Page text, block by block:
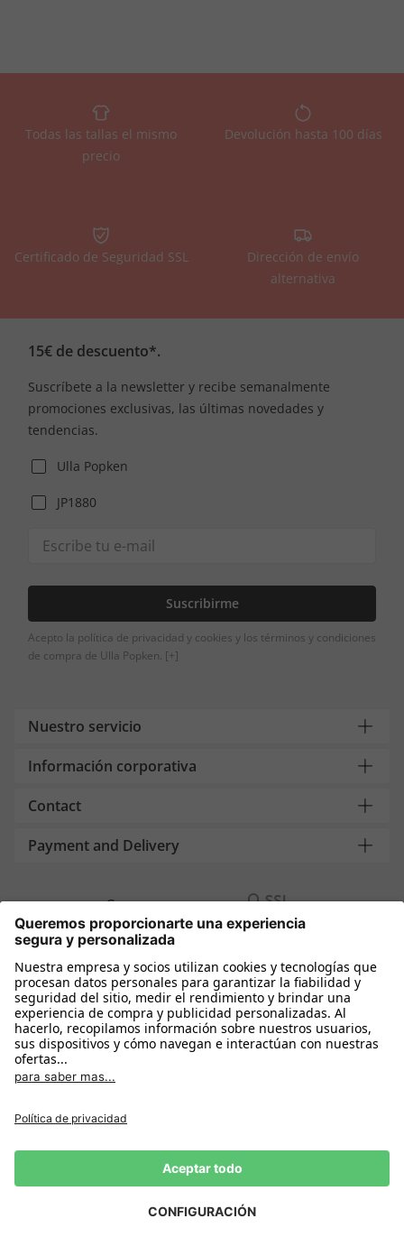
Todas las tallas el mismo
precio
Devolución hasta 100 días
Certificado de Seguridad SSL
Dirección de envío
alternativa
15€ de descuento*.
Suscríbete a la newsletter y recibe semanalmente
promociones exclusivas, las últimas novedades y
tendencias.
Ulla Popken
JP1880
Suscribirme
Acepto la política de privacidad y cookies y los términos y condiciones
de compra de Ulla Popken. [+]
Nuestro servicio
Información corporativa
Contact
Payment and Delivery
Compra segura con
Más tiendas online
España
Condiciones Compra
Declarar el desistimiento
Aviso Legal
Configuración de cookies